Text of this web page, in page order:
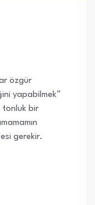
özgür
yapabilmek”
tonluk bir
gerekir.